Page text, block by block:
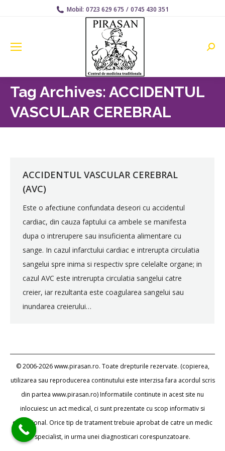
Mobil: 0723 629 675 / 0745 430 351
Tag Archives: ACCIDENTUL
VASCULAR CEREBRAL
ACCIDENTUL VASCULAR CEREBRAL
(AVC)
Este o afectiune confundata deseori cu accidentul
cardiac, din cauza faptului ca ambele se manifesta
dupa o intrerupere sau insuficienta alimentare cu
sange. In cazul infarctului cardiac e intrerupta circulatia
sangelui spre inima si respectiv spre celelalte organe; in
cazul AVC este intrerupta circulatia sangelui catre
creier, iar rezultanta este coagularea sangelui sau
inundarea creierului…
© 2006-2026 www.pirasan.ro. Toate drepturile rezervate. (copierea,
utilizarea sau reproducerea continutului este interzisa fara acordul scris
din partea www.pirasan.ro) Informatiile continute in acest site nu
inlocuiesc un act medical, ci sunt prezentate cu scop informativ si
educational. Orice tip de tratament trebuie aprobat de catre un medic
specialist, in urma unei diagnosticari corespunzatoare.